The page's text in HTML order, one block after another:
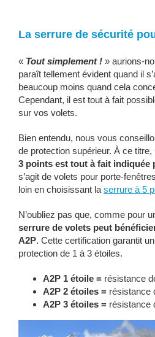
La serrure de sécurité
« Tout simplement ! » aurions-
paraît tellement évident quand il
beaucoup moins quand cela
Cependant, il est tout à fait
sur vos volets.
Bien entendu, nous vous
de protection supérieur. À ce titre,
3 points est tout à fait indiquée
s’agit de volets pour porte-
loin en choisissant la serrure à 5
N’oubliez pas que, comme pour
serrure de volets peut
A2P. Cette certification garantit
protection de 1 à 3 étoiles.
A2P 1 étoile = résistance
A2P 2 étoiles = résistance
A2P 3 étoiles = résistance